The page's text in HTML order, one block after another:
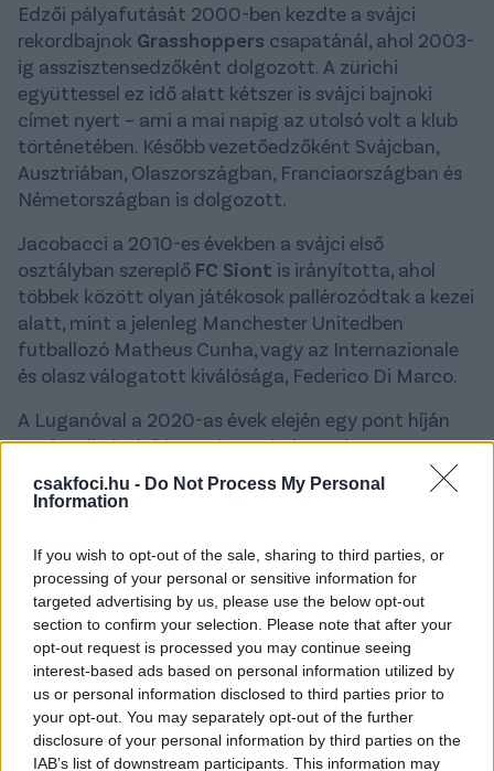
csakfoci.hu - Do Not Process My Personal
Information
If you wish to opt-out of the sale, sharing to third parties, or
processing of your personal or sensitive information for
targeted advertising by us, please use the below opt-out
section to confirm your selection. Please note that after your
opt-out request is processed you may continue seeing
interest-based ads based on personal information utilized by
us or personal information disclosed to third parties prior to
your opt-out. You may separately opt-out of the further
disclosure of your personal information by third parties on the
IAB’s list of downstream participants. This information may
Edzői pályafutását 2000-ben kezdte a svájci
rekordbajnok Grasshoppers csapatánál, ahol 2003-
ig asszisztensedzőként dolgozott. A zürichi
együttessel ez idő alatt kétszer is svájci bajnoki
címet nyert – ami a mai napig az utolsó volt a klub
történetében. Később vezetőedzőként Svájcban,
Ausztriában, Olaszországban, Franciaországban és
Németországban is dolgozott.
Jacobacci a 2010-es években a svájci első
osztályban szereplő FC Siont is irányította, ahol
többek között olyan játékosok pallérozódtak a kezei
alatt, mint a jelenleg Manchester Unitedben
futballozó Matheus Cunha, vagy az Internazionale
és olasz válogatott kiválósága, Federico Di Marco.
A Luganóval a 2020-as évek elején egy pont híján
Európa-ligát érő bronzérmes helyen végzett,
érdekesség, hogy – az egyebek mellett Juventusban
és Fenerbahcéban is megforduló svájci legenda,
itt, az egykori NB I-es gólkirály, Filip Holender, illetve
a kispesti saját nevelésű középpályás, Vécsei Bálint,
továbbá Kecskés Ákos. A 2020-as években a francia
másodosztályú Grenobleés a német
harmadosztályú1860 München vezetőedzője is
volt, az elmúlt szezonokban a svájci
negyedosztályban dolgozott.
Az olasz vonal egyébként nem ismeretlen fogalom